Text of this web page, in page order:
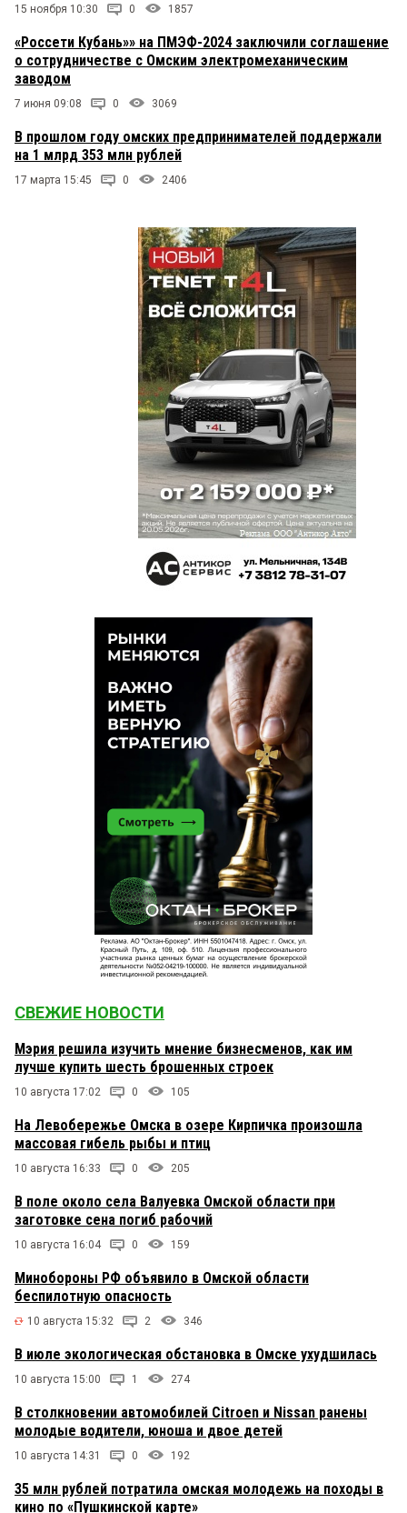
15 ноября 10:30 0 1857
«Россети Кубань»» на ПМЭФ-2024 заключили соглашение
о сотрудничестве с Омским электромеханическим
заводом
7 июня 09:08 0 3069
В прошлом году омских предпринимателей поддержали
на 1 млрд 353 млн рублей
17 марта 15:45 0 2406
СВЕЖИЕ НОВОСТИ
Мэрия решила изучить мнение бизнесменов, как им
лучше купить шесть брошенных строек
10 августа 17:02 0 105
На Левобережье Омска в озере Кирпичка произошла
массовая гибель рыбы и птиц
10 августа 16:33 0 205
В поле около села Валуевка Омской области при
заготовке сена погиб рабочий
10 августа 16:04 0 159
Минобороны РФ объявило в Омской области
беспилотную опасность
10 августа 15:32 2 346
В июле экологическая обстановка в Омске ухудшилась
10 августа 15:00 1 274
В столкновении автомобилей Citroen и Nissan ранены
молодые водители, юноша и двое детей
10 августа 14:31 0 192
35 млн рублей потратила омская молодежь на походы в
кино по «Пушкинской карте»